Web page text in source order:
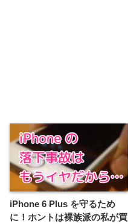
iPhone 6 Plus を守るため
に！ホントは裸族派の私が買